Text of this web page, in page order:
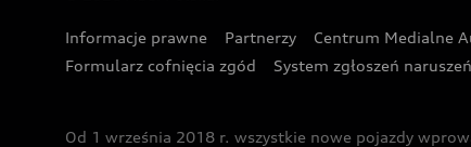
Informacje prawne Partnerzy Centrum Medialne
Formularz cofnięcia zgód
System zgłoszeń naruszeń
Od 1 września 2018 r. wszystkie nowe pojazdy